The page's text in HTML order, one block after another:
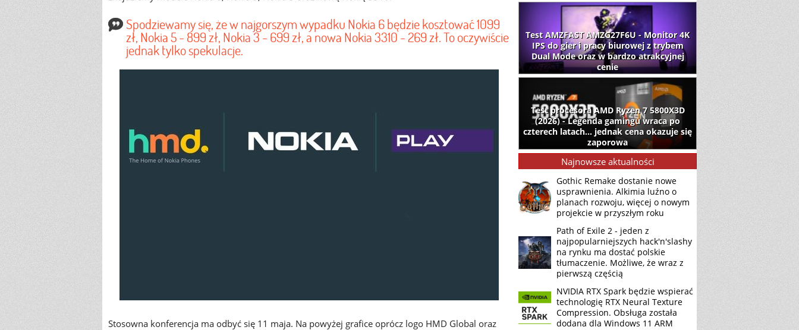
Spodziewamy się, że w najgorszym wypadku Nokia 6 będzie kosztować 1099
zł, Nokia 5 - 899 zł, Nokia 3 - 699 zł, a nowa Nokia 3310 - 269 zł. To oczywiście
jednak tylko spekulacje.
Stosowna konferencja ma odbyć się 11 maja. Na powyżej grafice oprócz logo HMD Global oraz
Test AMZFAST AMZG27F6U - Monitor 4K
IPS do gier i pracy biurowej z trybem
Dual Mode oraz w bardzo atrakcyjnej
cenie
Test procesora AMD Ryzen 7 5800X3D
(2026) - Legenda gamingu wraca po
czterech latach... jednak cena okazuje się
zaporowa
Najnowsze aktualności
Gothic Remake dostanie nowe
usprawnienia. Alkimia luźno o
planach rozwoju, więcej o nowym
projekcie w przyszłym roku
Path of Exile 2 - jeden z
najpopularniejszych hack'n'slashy
na rynku ma dostać polskie
tłumaczenie. Możliwe, że wraz z
pierwszą częścią
NVIDIA RTX Spark będzie wspierać
technologię RTX Neural Texture
Compression. Obsługa została
dodana dla Windows 11 ARM